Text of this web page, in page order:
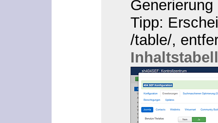
Tipp:
/table/,